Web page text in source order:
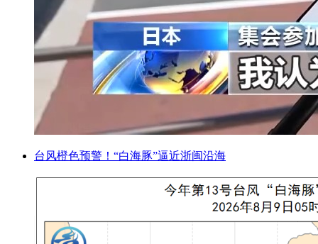
台风橙色预警！“白海豚”逼近浙闽沿海